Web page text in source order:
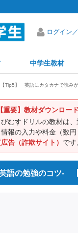
ログイン
中学生教材
Tip5】 英語にカタカナで読みが
【重要】教材ダウンロー
びむすドリルの教材は
情報の入力や料金（数
告（詐欺サイト） で
語の勉強のコツ-